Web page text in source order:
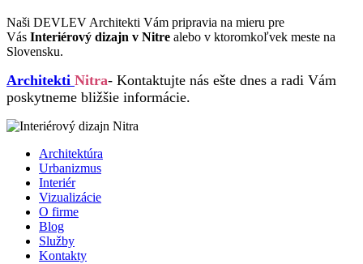
Naši DEVLEV Architekti Vám pripravia na mieru pre
Vás Interiérový dizajn v Nitre alebo v ktoromkoľvek meste na
Slovensku.
Architekti Nitra- Kontaktujte nás ešte dnes a radi Vám
poskytneme bližšie informácie.
Architektúra
Urbanizmus
Interiér
Vizualizácie
O firme
Blog
Služby
Kontakty